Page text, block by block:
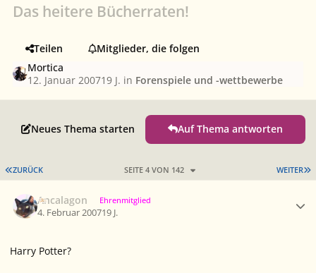
Das heitere Bücherraten!
Teilen
Mitglieder, die folgen
Mortica
12. Januar 200719 J. in Forenspiele und -wettbewerbe
Neues Thema starten Auf Thema antworten
ERSTE SEITE
ZURÜCK WEITER
SEITE 4 VON 142
Ancalagon Ehrenmitglied
4. Februar 200719 J.
Harry Potter?